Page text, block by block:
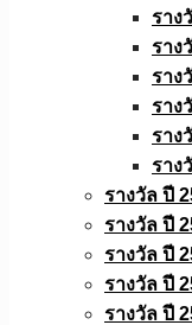
ราง
ราง
ราง
ราง
ราง
ราง
รางวัล ปี
รางวัล ปี
รางวัล ปี
รางวัล ปี
รางวัล ปี